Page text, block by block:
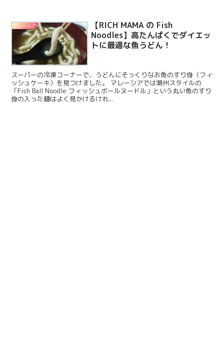
マレーシア
【RICH MAMA の Fish
Noodles】高たんぱくでダイエッ
トに最適な魚うどん！
スーパーの冷凍コーナーで、うどんにそっくりなお魚のすり身（フィ
ッシュケーキ）を見つけました。 マレーシアでは潮州スタイルの
「Fish Ball Noodle フィッシュボールヌードル」という丸い魚のすり
身の入った麺はよく見かけるけれ...